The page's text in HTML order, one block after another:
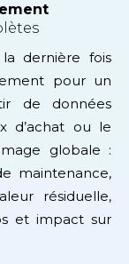
dernière fois
pour un
de données
d’achat ou le
globale :
maintenance,
résiduelle,
et impact sur